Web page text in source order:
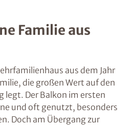
Familie aus
aus dem Jahr
die großen Wert auf den
legt. Der Balkon im ersten
und oft genutzt, besonders
Doch am Übergang zur